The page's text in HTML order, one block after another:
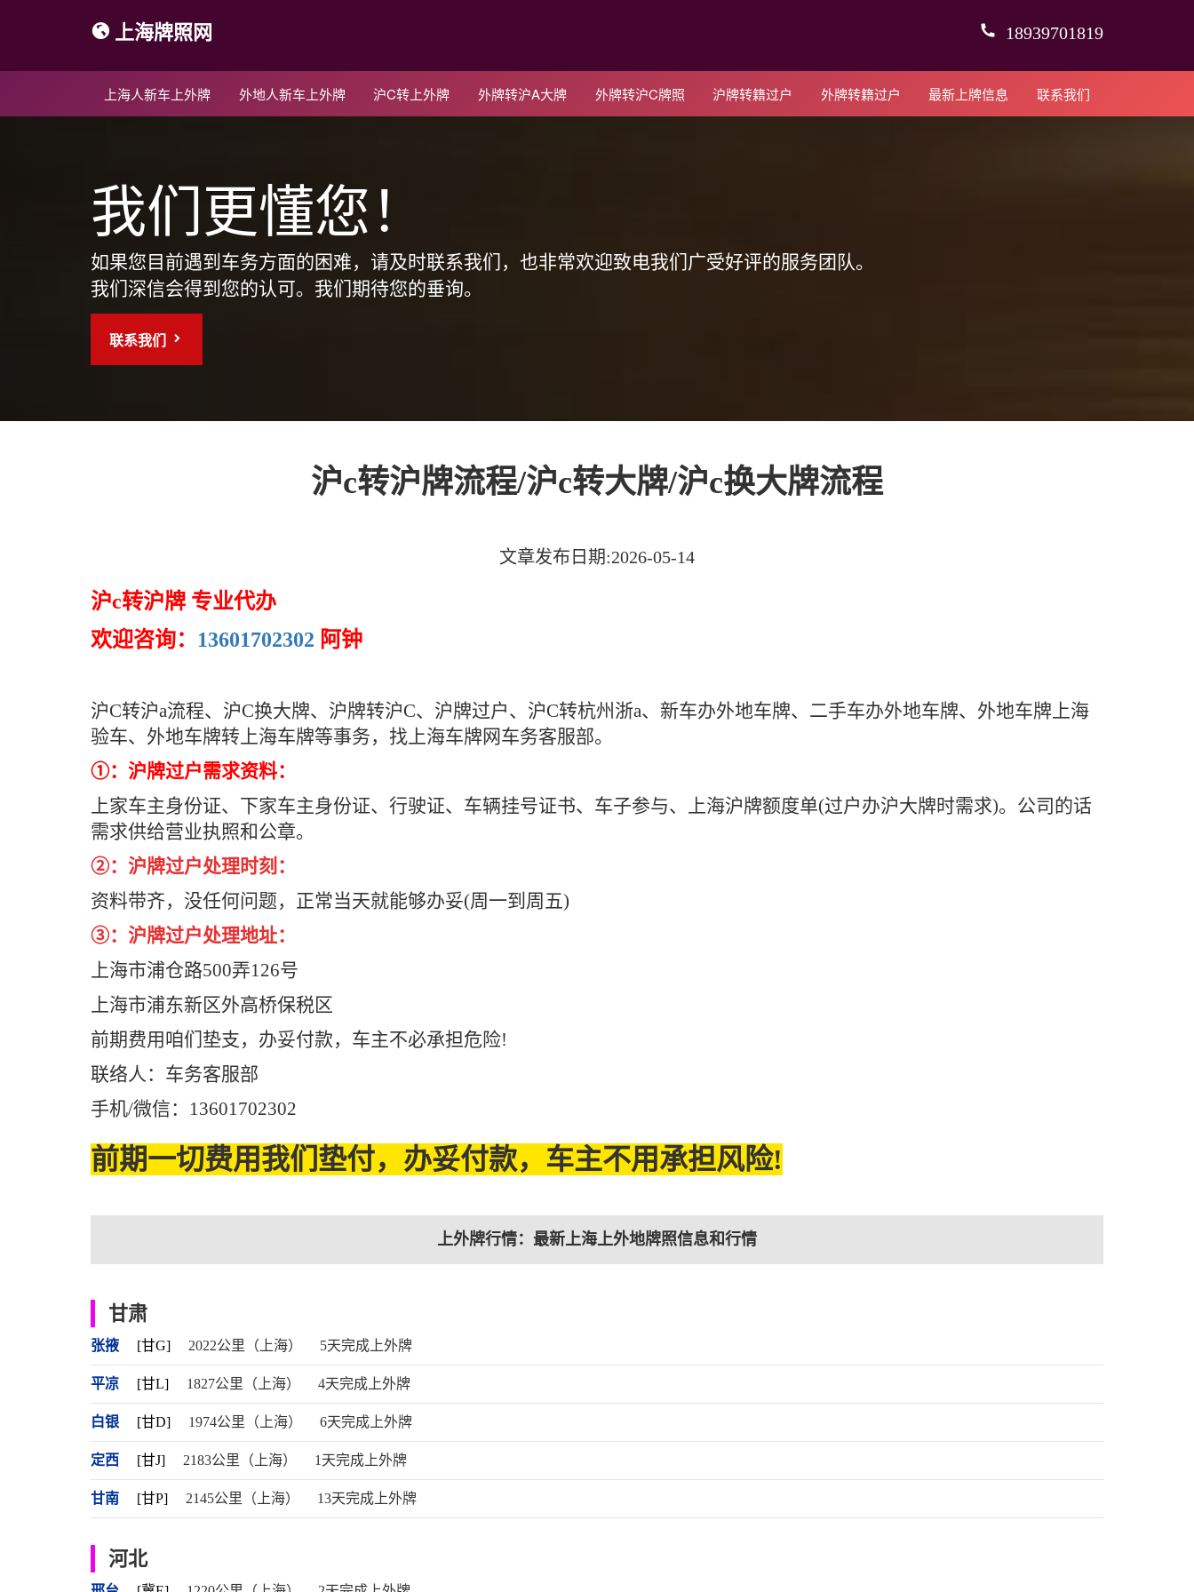
上海牌照网 18939701819
上海人新车上外牌 外地人新车上外牌 沪C转上外牌 外牌转沪A大牌 外牌转沪C牌照 沪牌转籍过户 外牌转籍过户 最新上牌信息 联系我们
我们更懂您！
如果您目前遇到车务方面的困难，请及时联系我们，也非常欢迎致电我们广受好评的服务团队。
我们深信会得到您的认可。我们期待您的垂询。
联系我们
沪c转沪牌流程/沪c转大牌/沪c换大牌流程
文章发布日期:2026-05-14
沪c转沪牌 专业代办
欢迎咨询： 13601702302 阿钟
沪C转沪a流程、沪C换大牌、沪牌转沪C、沪牌过户、沪C转杭州浙a、新车办外地车牌、二手车办外地车牌、外地车牌上海
验车、外地车牌转上海车牌等事务，找上海车牌网车务客服部。
①：沪牌过户需求资料：
上家车主身份证、下家车主身份证、行驶证、车辆挂号证书、车子参与、上海沪牌额度单(过户办沪大牌时需求)。公司的话
需求供给营业执照和公章。
②：沪牌过户处理时刻：
资料带齐，没任何问题，正常当天就能够办妥(周一到周五)
③：沪牌过户处理地址：
上海市浦仓路500弄126号
上海市浦东新区外高桥保税区
前期费用咱们垫支，办妥付款，车主不必承担危险!
联络人：车务客服部
手机/微信：13601702302
前期一切费用我们垫付，办妥付款，车主不用承担风险!
上外牌行情：最新上海上外地牌照信息和行情
甘肃
张掖 [甘G] 2022公里（上海） 5天完成上外牌
平凉 [甘L] 1827公里（上海） 4天完成上外牌
白银 [甘D] 1974公里（上海） 6天完成上外牌
定西 [甘J] 2183公里（上海） 1天完成上外牌
甘南 [甘P] 2145公里（上海） 13天完成上外牌
河北